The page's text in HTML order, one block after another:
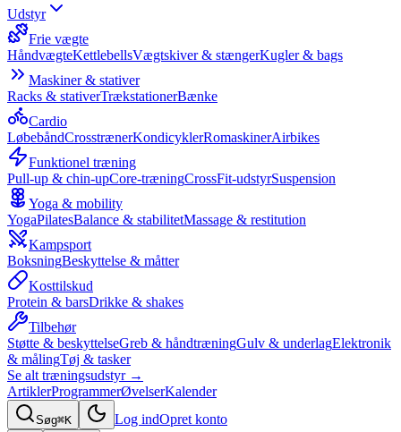
Udstyr
Frie vægte
HåndvægteKettlebellsVægtskiver & stængerKugler & bags
Maskiner & stativer
Racks & stativerTrækstationerBænke
Cardio
LøbebåndCrosstrænerKondicyklerRomaskinerAirbikes
Funktionel træning
Pull-up & chin-upCore-træningCrossFit-udstyrSuspension
Yoga & mobility
YogaPilatesBalance & stabilitetMassage & restitution
Kampsport
BoksningBeskyttelse & måtter
Kosttilskud
Protein & barsDrikke & shakes
Tilbehør
Støtte & beskyttelseGreb & håndtræningGulv & underlagElektronik
& målingTøj & tasker
Se alt træningsudstyr →
ArtiklerProgrammerØvelserKalender
Søg⌘K Log indOpret konto